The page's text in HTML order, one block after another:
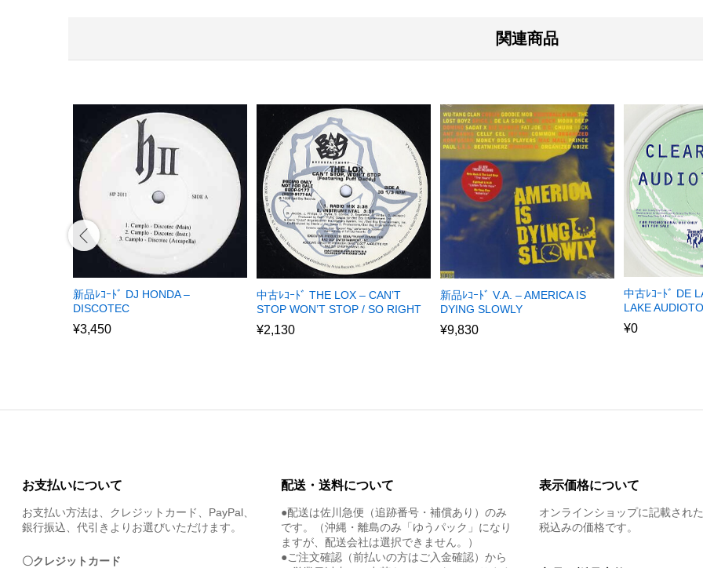
関連商品
新品ﾚｺｰﾄﾞ DJ HONDA –
DISCOTEC
¥3,450
中古ﾚｺｰﾄﾞ THE LOX – CAN’T
STOP WON’T STOP / SO RIGHT
¥2,130
新品ﾚｺｰﾄﾞ V.A. – AMERICA IS
DYING SLOWLY
¥9,830
中古ﾚｺｰﾄﾞ DE
LAKE
¥0
お支払いについて
お支払い方法は、クレジットカード、PayPal、
銀行振込、代引きよりお選びいただけます。
〇クレジットカード
配送・送料について
●配送は佐川急便（追跡番号・補償あり）のみ
です。（沖縄・離島のみ「ゆうパック」になり
ますが、配送会社は選択できません。）
●ご注文確認（前払いの方はご入金確認）から
表示価格について
オンラインショップに記載され
税込みの価格です。